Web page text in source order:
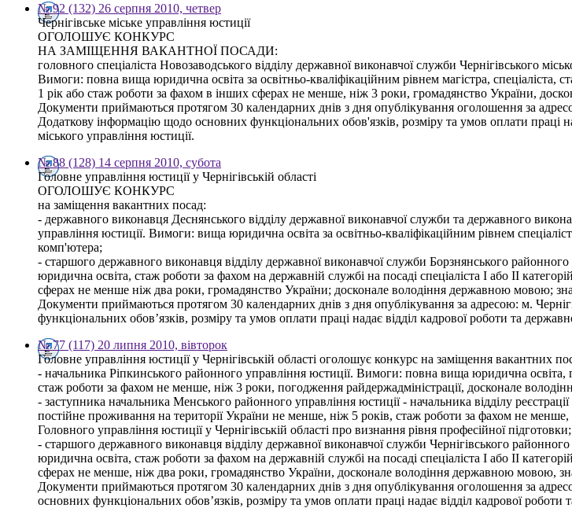
№ 92 (132) 26 серпня 2010, четвер
Чернігівське міське управління юстиції
ОГОЛОШУЄ КОНКУРС
НА ЗАМІЩЕННЯ ВАКАНТНОЇ ПОСАДИ:
головного спеціаліста Новозаводського відділу державної виконавчої служби Чернігівського
Вимоги: повна вища юридична освіта за освітньо-кваліфікаційним рівнем магістра,
1 рік або стаж роботи за фахом в інших сферах не менше, ніж 3 роки, громадянство України,
Документи приймаються протягом 30 календарних днів з дня опублікування оголошення за
Додаткову інформацію щодо основних функціональних обов'язків, розміру та умов оплати праці
міського управління юстиції.
№ 88 (128) 14 серпня 2010, субота
Головне управління юстиції у Чернігівській області
ОГОЛОШУЄ КОНКУРС
на заміщення вакантних посад:
- державного виконавця Деснянського відділу державної виконавчої служби та державного
управління юстиції. Вимоги: вища юридична освіта за освітньо-кваліфікаційним рівнем
комп'ютера;
- старшого державного виконавця відділу державної виконавчої служби Борзнянського
юридична освіта, стаж роботи за фахом на державній службі на посаді спеціаліста І або ІІ
сферах не менше ніж два роки, громадянство України; досконале володіння державною мовою;
Документи приймаються протягом 30 календарних днів з дня опублікування за адресою: м.
функціональних обов’язків, розміру та умов оплати праці надає відділ кадрової роботи та
№ 77 (117) 20 липня 2010, вівторок
Головне управління юстиції у Чернігівській області оголошує конкурс на заміщення вакантних
- начальника Ріпкинського районного управління юстиції. Вимоги: повна вища юридична
стаж роботи за фахом не менше, ніж 3 роки, погодження райдержадміністрації, досконале
- заступника начальника Менського районного управління юстиції - начальника відділу
постійне проживання на території України не менше, ніж 5 років, стаж роботи за фахом не менше,
Головного управління юстиції у Чернігівській області про визнання рівня професійної
- старшого державного виконавця відділу державної виконавчої служби Чернігівського
юридична освіта, стаж роботи за фахом на державній службі на посаді спеціаліста І або ІІ
сферах не менше, ніж два роки, громадянство України, досконале володіння державною мовою,
Документи приймаються протягом 30 календарних днів з дня опублікування оголошення за
основних функціональних обов’язків, розміру та умов оплати праці надає відділ кадрової